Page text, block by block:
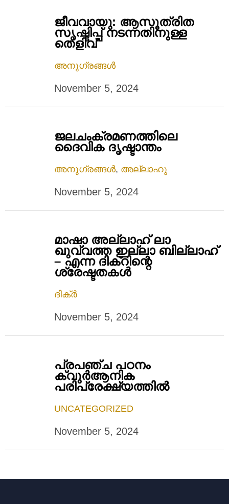
ജീവവായു: ആസൂത്രിത
സൃഷ്ടിപ്പ് നടന്നതിനുള്ള
തെളിവ്
അനുഗ്രങ്ങൾ
November 5, 2024
ജലചംക്രമണത്തിലെ
ദൈവിക ദൃഷ്ടാന്തം
അനുഗ്രങ്ങൾ, അല്ലാഹു
November 5, 2024
മാഷാ അല്ലാഹ് ലാ
ഖുവ്വത്ത ഇല്ലാ ബില്ലാഹ്
– എന്ന ദിക്റിന്റെ
ശ്രേഷ്ടതകൾ
ദിക്ർ
November 5, 2024
പ്രപഞ്ച പഠനം
ക്വുര്‍ആനിക
പരിപ്രേക്ഷ്യത്തില്‍
UNCATEGORIZED
November 5, 2024